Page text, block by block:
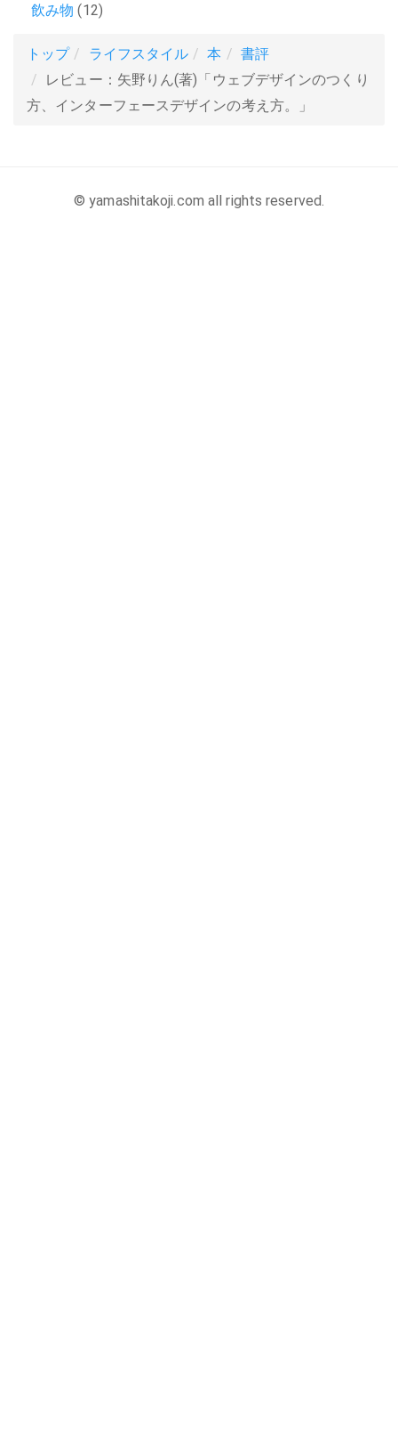
飲み物 (12)
トップ ライフスタイル 本
書評
レビュー：矢野りん(著)「ウェブデザインのつくり
方、インターフェースデザインの考え方。」
© yamashitakoji.com all rights reserved.